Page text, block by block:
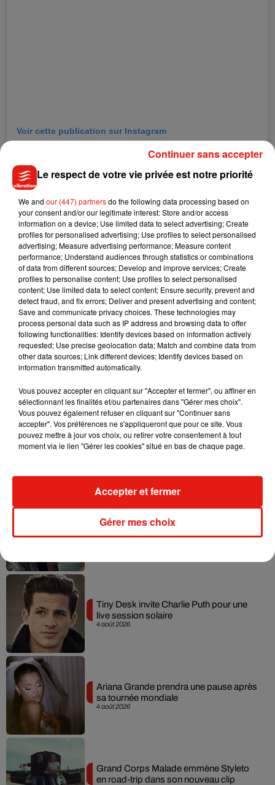
Voir cette publication sur Instagram
Une publication partagée par SLIMANE (@slimane)
Est-ce vraiment la fin de leur collaboration artistique ?
Slimane est resté évasif face au journaliste. "Ça dépend de
quelle aventure tu parles.Notre aventure humaine non,
parce qu'on a encore plein de choses à partager et à
apprendre l'un de l'autre. Notre aventure artistique non plus
parce queje pense qu'on va bosser ensemble sur nos
albums solo, on va même bosser ensemble pour
d'autresparce qu'on aime franchement ça", a-t-il ainsi
déclaré.
"Mais l'aventure 'VersuS' oui,je pense qu'il va falloir qu'on
vive chacun de notre côté des choses pour, peut-être, un
jour revenir ensemble mais en tout cas, ce ne sera pas pour
tout de suite",a affirmé le chanteur. Une nouvelle qui risque
de briser le coeur de nombreux fans.
Musique
Benny Blanco invite Selena Gomez et
Becky G sur son nouveau single
4 août 2026
Tiny Desk invite Charlie Puth pour une
live session solaire
4 août 2026
Ariana Grande prendra une pause après
sa tournée mondiale
Grand Corps Malade emmène Styleto
en road-trip dans son nouveau clip
Le respect de votre vie privée est notre priorité
We and our (447) partnersdo the following data processing based on
your consent and/or our legitimate interest: Store and/or access
information on a device; Use limited data to select advertising; Create
profiles for personalised advertising; Use profiles to select personalised
advertising; Measure advertising performance; Measure content
performance; Understand audiences through statistics or combinations
of data from different sources; Develop and improve services; Create
profiles to personalise content; Use profiles to select personalised
content; Use limited data to select content; Ensure security, prevent and
detect fraud, and fix errors; Deliver and present advertising and content;
Save and communicate privacy choices. These technologies may
process personal data such as IP address and browsing data to offer
following functionalities: Identify devices based on information actively
requested; Use precise geolocation data; Match and combine data from
other data sources; Link different devices; Identify devices based on
information transmitted automatically.
Vous pouvez accepter en cliquant sur "Accepter et fermer", ou affiner en
sélectionnant les finalités et/ou partenaires dans "Gérer mes choix".
Vous pouvez également refuser en cliquant sur "Continuer sans
accepter". Vos préférences ne s'appliqueront que pour ce site. Vous
pouvez mettre à jour vos choix, ou retirer votre consentement à tout
moment via le lien "Gérer les cookies" situé en bas de chaque page.
Gérer mes choix
Accepter et fermer
Continuer sans accepter